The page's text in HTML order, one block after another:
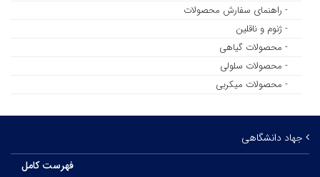
- راهنمای سفارش محصولات
- ژنوم و ناقلین
- محصولات گیاهی
- محصولات سلولی
- محصولات میکربی
جهاد دانشگاهی
فهرست کامل